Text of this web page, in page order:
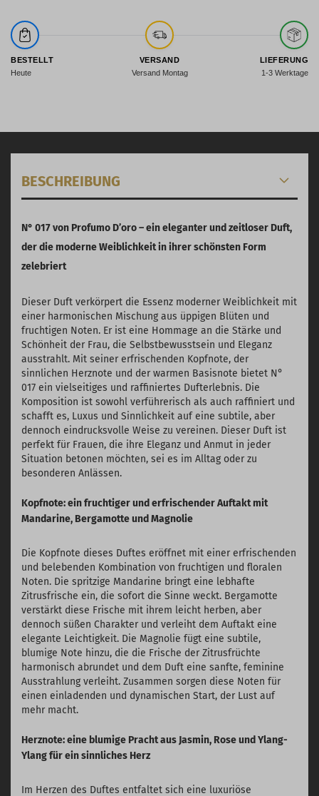
BESTELLT
Heute
VERSAND
Versand Montag
LIEFERUNG
1-3 Werktage
BESCHREIBUNG
N° 017 von Profumo D’oro – ein eleganter und zeitloser Duft,
der die moderne Weiblichkeit in ihrer schönsten Form
zelebriert
Dieser Duft verkörpert die Essenz moderner Weiblichkeit mit
einer harmonischen Mischung aus üppigen Blüten und
fruchtigen Noten. Er ist eine Hommage an die Stärke und
Schönheit der Frau, die Selbstbewusstsein und Eleganz
ausstrahlt. Mit seiner erfrischenden Kopfnote, der
sinnlichen Herznote und der warmen Basisnote bietet N°
017 ein vielseitiges und raffiniertes Dufterlebnis. Die
Komposition ist sowohl verführerisch als auch raffiniert und
schafft es, Luxus und Sinnlichkeit auf eine subtile, aber
dennoch eindrucksvolle Weise zu vereinen. Dieser Duft ist
perfekt für Frauen, die ihre Eleganz und Anmut in jeder
Situation betonen möchten, sei es im Alltag oder zu
besonderen Anlässen.
Kopfnote: ein fruchtiger und erfrischender Auftakt mit
Mandarine, Bergamotte und Magnolie
Die Kopfnote dieses Duftes eröffnet mit einer erfrischenden
und belebenden Kombination von fruchtigen und floralen
Noten. Die spritzige Mandarine bringt eine lebhafte
Zitrusfrische ein, die sofort die Sinne weckt. Bergamotte
verstärkt diese Frische mit ihrem leicht herben, aber
dennoch süßen Charakter und verleiht dem Auftakt eine
elegante Leichtigkeit. Die Magnolie fügt eine subtile,
blumige Note hinzu, die die Frische der Zitrusfrüchte
harmonisch abrundet und dem Duft eine sanfte, feminine
Ausstrahlung verleiht. Zusammen sorgen diese Noten für
einen einladenden und dynamischen Start, der Lust auf
mehr macht.
Herznote: eine blumige Pracht aus Jasmin, Rose und Ylang-
Ylang für ein sinnliches Herz
Im Herzen des Duftes entfaltet sich eine luxuriöse